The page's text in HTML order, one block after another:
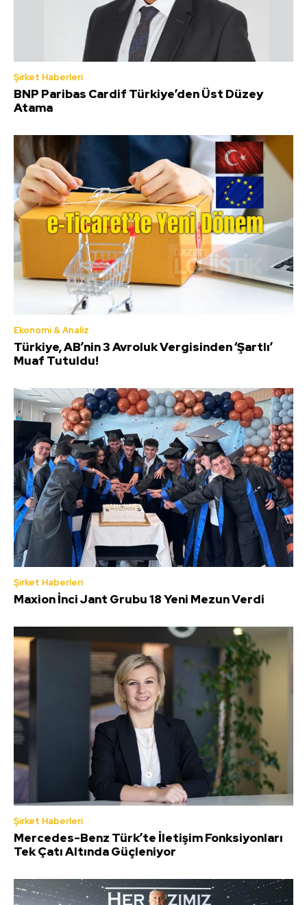
Şirket Haberleri
BNP Paribas Cardif Türkiye’den Üst Düzey
Atama
Ekonomi & Analiz
Türkiye, AB’nin 3 Avroluk Vergisinden ‘Şartlı’
Muaf Tutuldu!
Şirket Haberleri
Maxion İnci Jant Grubu 18 Yeni Mezun Verdi
Şirket Haberleri
Mercedes-Benz Türk’te İletişim Fonksiyonları
Tek Çatı Altında Güçleniyor